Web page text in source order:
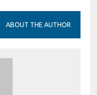
ABOUT THE AUTHOR